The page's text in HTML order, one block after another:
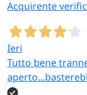
Acquirente
Ieri
Tutto bene